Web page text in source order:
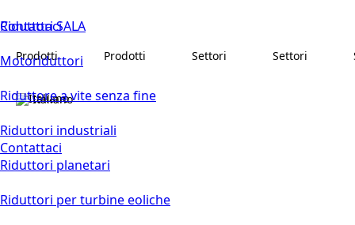
Contattaci
Prodotti Prodotti Settori Settori
Italiano
Contattaci
Riduttori SALA
Motoriduttori
Riduttore a vite senza fine
Riduttori industriali
Riduttori planetari
Riduttori per turbine eoliche